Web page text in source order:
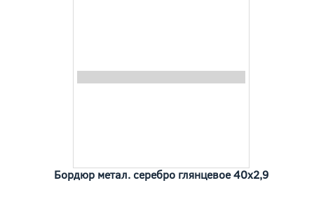
Бордюр метал. серебро глянцевое 40x2,9